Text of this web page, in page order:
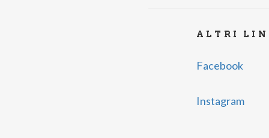
ALTRI
Facebook
Instagram